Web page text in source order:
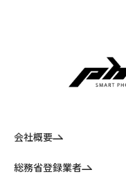
会社概要
総務省登録業者